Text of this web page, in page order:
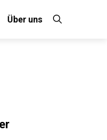
Über uns